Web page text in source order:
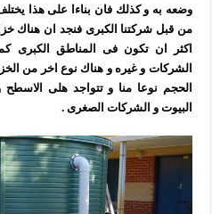
وضعه به و كذلك فان بناءا على هذا
من قبل شركتنا الكبرى فنجد ان هناك
اكثر ان تكون فى المناطق الكبرى
الشركات و غيره و هناك نوع اخر من
الحجم نوعا منا و تتواجد هلى الاسطح
البيوت و الشركات الصغرى .